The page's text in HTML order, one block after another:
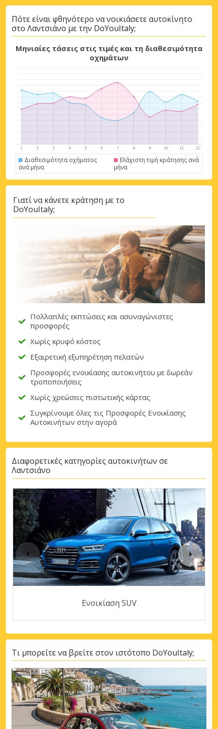
Μεγάλες εξοικονομήσεις
Αποκτήστε πρόσβαση σε αποκλειστικές
προσφορές συνεργατών
Πότε είναι φθηνότερο να νοικιάσετε αυτοκίνητο
στο Λαντσιάνο με την DoYouItaly;
Μηνιαίες τάσεις στις τιμές και τη διαθεσιμότητα
οχημάτων
Διαθεσιμότητα οχήματος
ανά μήνα
Ελάχιστη τιμή κράτησης ανά
μήνα
Γιατί να κάνετε κράτηση με το
DoYouItaly;
Πολλαπλές εκπτώσεις και ασυναγώνιστες
προσφορές
Χωρίς κρυφό κόστος
Εξαιρετική εξυπηρέτηση πελατών
Προσφορές ενοικίασης αυτοκινήτου με δωρεάν
τροποποιήσεις
Χωρίς χρεώσεις πιστωτικής κάρτας
Συγκρίνουμε όλες τις Προσφορές Ενοικίασης
Αυτοκινήτων στην αγορά
Διαφορετικές κατηγορίες αυτοκινήτων σε
Λαντσιάνο
Ενοικίαση SUV
Τι μπορείτε να βρείτε στον ιστότοπο DoYouItaly;